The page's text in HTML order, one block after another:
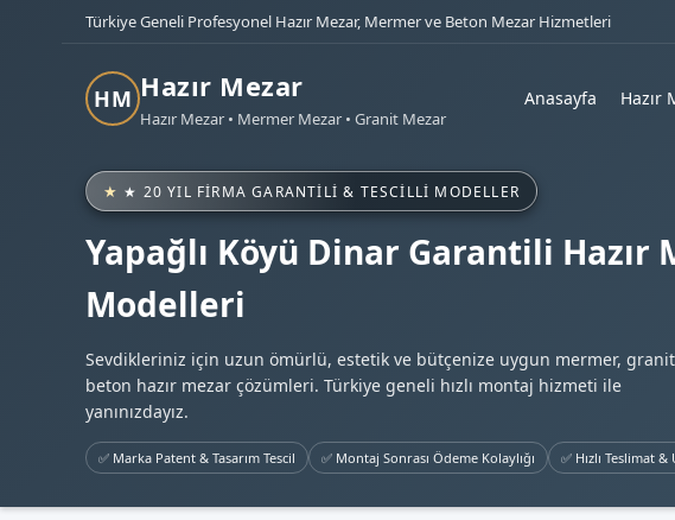
Türkiye Geneli Profesyonel Hazır Mezar, Mermer ve Beton Mezar Hizmetleri
HM Hazır Mezar
Hazır Mezar • Mermer Mezar • Granit Mezar
Anasayfa Hazır
★ 20 YIL FIRMA GARANTILI & TESCILLI MODELLER
Yapağlı Köyü Dinar Garantili Hazır
Modelleri
Sevdikleriniz için uzun ömürlü, estetik ve bütçenize uygun mermer,
beton hazır mezar çözümleri. Türkiye geneli hızlı montaj hizmeti ile
yanınızdayız.
✅ Marka Patent & Tasarım Tescil ✅ Montaj Sonrası Ödeme Kolaylığı ✅ Hızlı Teslimat